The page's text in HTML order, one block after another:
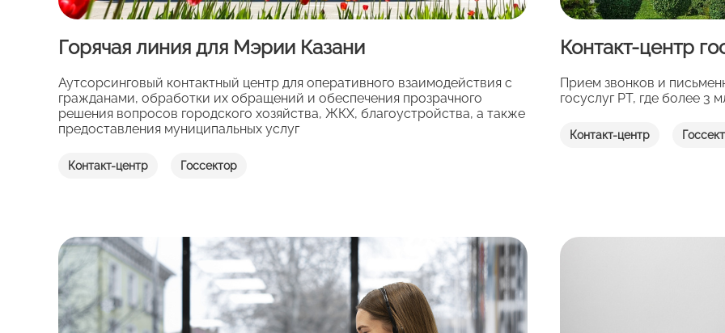
Горячая линия для Мэрии Казани
Аутсорсинговый контактный центр для оперативного взаимодействия с
гражданами, обработки их обращений и обеспечения прозрачного
решения вопросов городского хозяйства, ЖКХ, благоустройства, а также
предоставления муниципальных услуг
Контакт-центр Госсектор
Контакт-центр
Прием звонков и
госуслуг РТ, где более 3
Контакт-центр